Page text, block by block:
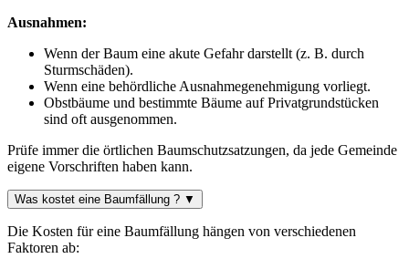
Ausnahmen:
Wenn der Baum eine akute Gefahr darstellt (z. B. durch
Sturmschäden).
Wenn eine behördliche Ausnahmegenehmigung vorliegt.
Obstbäume und bestimmte Bäume auf Privatgrundstücken
sind oft ausgenommen.
Prüfe immer die örtlichen Baumschutzsatzungen, da jede Gemeinde
eigene Vorschriften haben kann.
Was kostet eine Baumfällung ? ▼
Die Kosten für eine Baumfällung hängen von verschiedenen
Faktoren ab: